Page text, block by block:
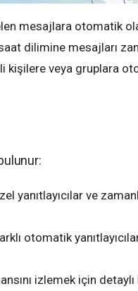
mesajlara otomatik
dilimine mesajları
kişilere veya gruplara
yanıtlayıcılar ve
otomatik
izlemek için